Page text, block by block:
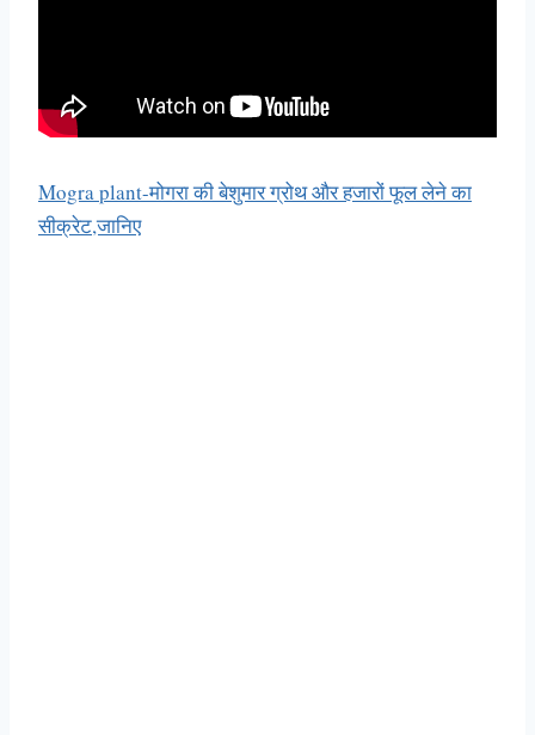
Mogra plant-मोगरा की बेशुमार ग्रोथ और हजारों फूल लेने का
सीक्रेट,जानिए